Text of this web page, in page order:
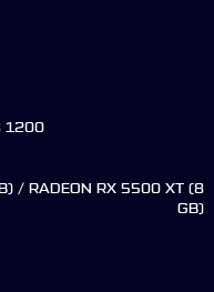
1200
/ RADEON RX 5500 XT (8
GB)